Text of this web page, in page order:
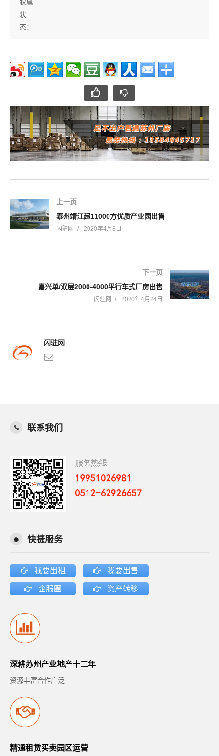
权属
状
态：
上一页
泰州靖江超11000方优质产业园出售
闪驻网 2020年4月8日
下一页
嘉兴单/双层2000-4000平行车式厂房出售
闪驻网 2020年4月24日
闪驻网
联系我们
快捷服务
我要出租 我要出售
企服圈 资产转移
深耕苏州产业地产十二年
资源丰富合作广泛
精通租赁买卖园区运营